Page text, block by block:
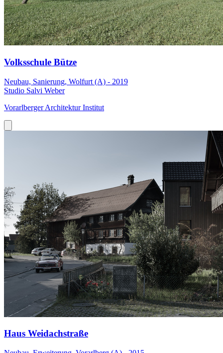
Volksschule Bütze
Neubau, Sanierung, Wolfurt (A) - 2019
Studio Salvi Weber
Vorarlberger Architektur Institut
Haus Weidachstraße